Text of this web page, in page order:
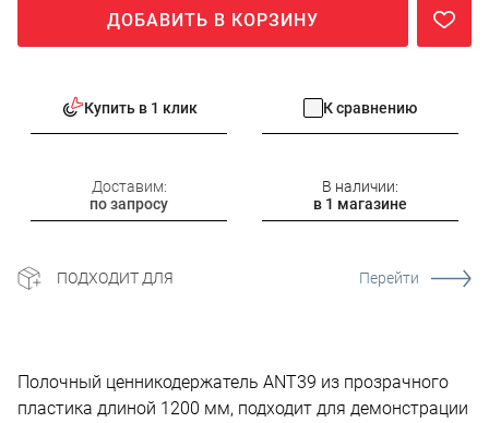
ДОБАВИТЬ В КОРЗИНУ
Купить в 1 клик К сравнению
Доставим:
по запросу
В наличии:
в 1 магазине
ПОДХОДИТ ДЛЯ Перейти
Полочный ценникодержатель ANT39 из прозрачного
пластика длиной 1200 мм, подходит для демонстрации